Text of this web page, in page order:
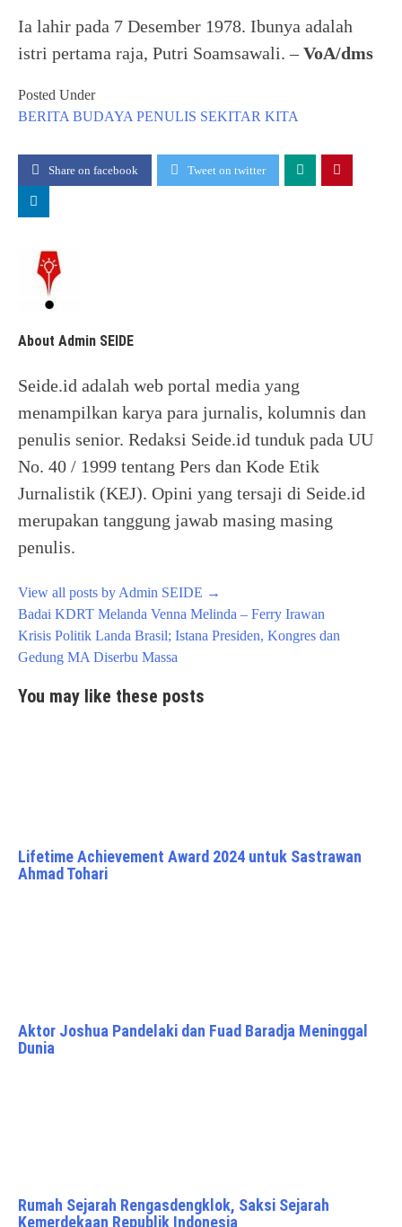
Ia lahir pada 7 Desember 1978. Ibunya adalah
istri pertama raja, Putri Soamsawali. –VoA/dms
Posted Under
BERITA BUDAYA PENULIS SEKITAR KITA
Share on facebook Tweet on twitter
About Admin SEIDE
Seide.id adalah web portal media yang
menampilkan karya para jurnalis, kolumnis dan
penulis senior. Redaksi Seide.id tunduk pada UU
No. 40 / 1999 tentang Pers dan Kode Etik
Jurnalistik (KEJ). Opini yang tersaji di Seide.id
merupakan tanggung jawab masing masing
penulis.
View all posts by Admin SEIDE →
Post
navigation
Badai KDRT Melanda Venna Melinda – Ferry Irawan
Krisis Politik Landa Brasil; Istana Presiden, Kongres dan
Gedung MA Diserbu Massa
You may like these posts
Lifetime Achievement Award 2024 untuk Sastrawan
Ahmad Tohari
Aktor Joshua Pandelaki dan Fuad Baradja Meninggal
Dunia
Rumah Sejarah Rengasdengklok, Saksi Sejarah
Kemerdekaan Republik Indonesia